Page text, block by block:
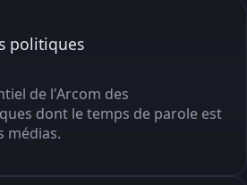
politiques
de l'Arcom des
dont le temps de parole est
médias.